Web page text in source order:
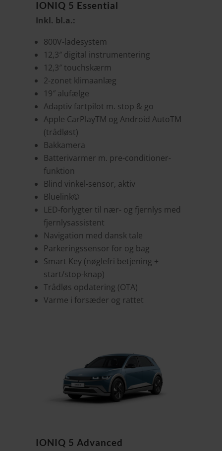
IONIQ 5 Essential
Inkl. bl.a.:
800V-ladesystem
12,3″ digital instrumentering
12,3″ touchskærm
2-zonet klimaanlæg
19″ alufælge
Adaptiv fartpilot m. stop & go
Apple CarPlayTM og Android AutoTM
(trådløst)
Bakkamera
Batterivarmer m. pre-conditioner-
funktion
Blind vinkel-sensor, aktiv
Bluelink©
LED-forlygter til nær- og fjernlys med
fjernlysassistent
Navigation med dansk tale
Parkeringssensor for og bag
Smart Key (nøglefri betjening +
start/stop-knap)
Trådløs opdatering (OTA)
Varme i forsæder og rattet
IONIQ 5 Advanced